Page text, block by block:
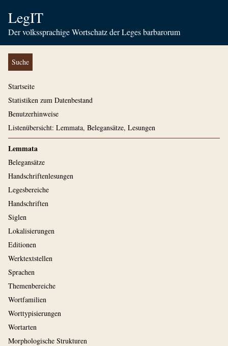
LegIT
Der volkssprachige Wortschatz der Leges barbarorum
Suche
Startseite
Statistiken zum Datenbestand
Benutzerhinweise
Listenübersicht: Lemmata, Belegansätze, Lesungen
Lemmata
Belegansätze
Handschriftenlesungen
Legesbereiche
Handschriften
Siglen
Lokalisierungen
Editionen
Werktextstellen
Sprachen
Themenbereiche
Wortfamilien
Worttypisierungen
Wortarten
Morphologische Strukturen